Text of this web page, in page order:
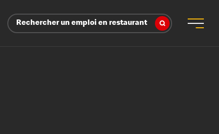
Rechercher un emploi en restaurant